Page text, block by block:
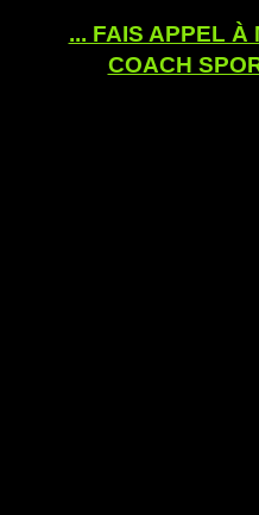
... FAIS APPEL À
COACH